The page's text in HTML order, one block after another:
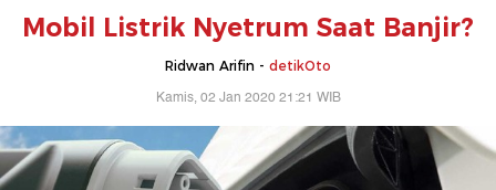
Mobil Listrik Nyetrum Saat Banjir?
Ridwan Arifin - detikOto
Kamis, 02 Jan 2020 21:21 WIB